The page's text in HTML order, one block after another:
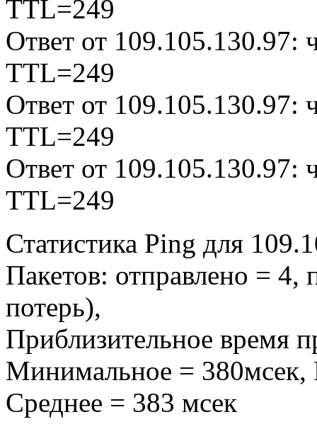
TTL=249
Ответ от 109.105.130.97:
TTL=249
Ответ от 109.105.130.97:
TTL=249
Ответ от 109.105.130.97:
TTL=249
Статистика Ping для
Пакетов: отправлено = 4,
потерь),
Приблизительное время
Минимальное = 380мсек,
Среднее = 383 мсек